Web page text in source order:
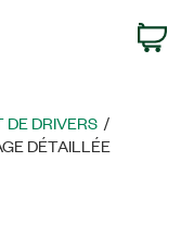
DRIVERS
DÉTAILLÉE